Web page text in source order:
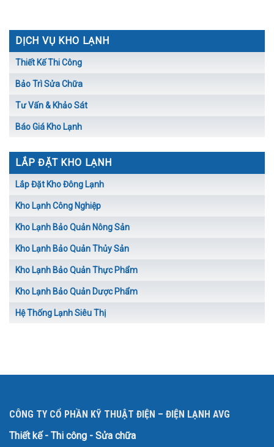
DỊCH VỤ KHO LẠNH
Thiết Kế Thi Công
Bảo Trì Sửa Chữa
Tư Vấn & Khảo Sát
Báo Giá Kho Lạnh
LẮP ĐẶT KHO LẠNH
Lắp Đặt Kho Đông Lạnh
Kho Lạnh Công Nghiệp
Kho Lạnh Bảo Quản Nông Sản
Kho Lạnh Bảo Quản Thủy Sản
Kho Lạnh Bảo Quản Thực Phẩm
Kho Lạnh Bảo Quản Dược Phẩm
Hệ Thống Lạnh Siêu Thị
CÔNG TY CỔ PHẦN KỸ THUẬT ĐIỆN – ĐIỆN LẠNH AVG
Thiết kế - Thi công - Sửa chữa